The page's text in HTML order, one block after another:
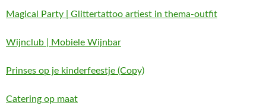
Magical Party | Glittertattoo artiest in thema-outfit
Wijnclub | Mobiele Wijnbar
Prinses op je kinderfeestje (Copy)
Catering op maat